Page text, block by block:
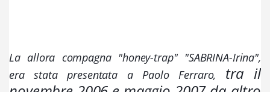
La allora compagna "honey-trap" "SABRINA-Irina",
era stata presentata a Paolo Ferraro, tra il